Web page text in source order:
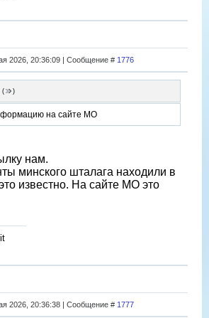
2026, 20:36:09 | Сообщение # 1776
( )
на сайте МО
нам.
минского шталага находили в
известно. На сайте МО это
2026, 20:36:38 | Сообщение # 1777